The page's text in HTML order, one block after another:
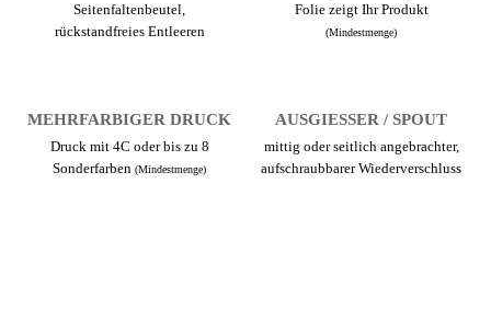
Seitenfaltenbeutel,
rückstandfreies Entleeren
Folie zeigt Ihr Produkt
(Mindestmenge)
MEHRFARBIGER DRUCK
Druck mit 4C oder bis zu 8
Sonderfarben(Mindestmenge)
AUSGIESSER / SPOUT
mittig oder seitlich angebrachter,
aufschraubbarer Wiederverschluss